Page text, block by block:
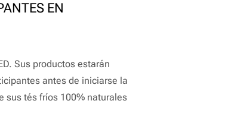
EN
Sus productos estarán
antes de iniciarse la
sus tés fríos 100% naturales